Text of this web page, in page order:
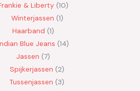
& Liberty 10
Winterjassen 1
Haarband 1
Blue Jeans 14
Jassen 7
Spijkerjassen
2
Tussenjassen
3